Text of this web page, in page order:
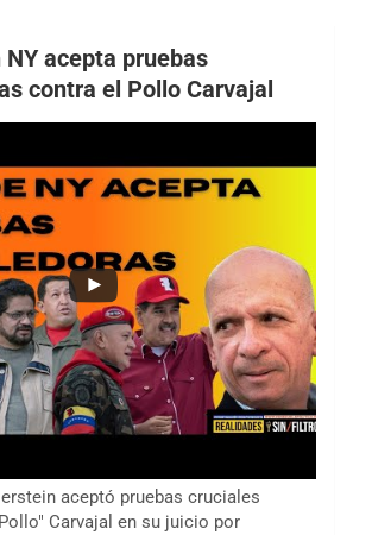
NY acepta pruebas
contra el Pollo Carvajal
aceptó pruebas cruciales
Carvajal en su juicio por